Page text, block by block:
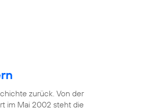
zurück. Von der
im Mai 2002 steht die